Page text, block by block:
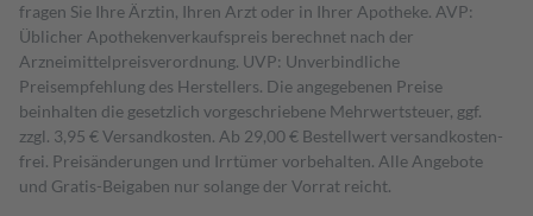
fragen Sie Ihre Ärztin, Ihren Arzt oder in Ihrer Apotheke. AVP:
Üblicher Apothekenverkaufspreis berechnet nach der
Arzneimittelpreisverordnung. UVP: Unverbindliche
Preisempfehlung des Herstellers. Die angegebenen Preise
beinhalten die gesetzlich vorgeschriebene Mehrwertsteuer, ggf.
zzgl. 3,95 € Versandkosten. Ab 29,00 € Bestell­wert versand­kosten­
frei. Preisänderungen und Irrtümer vorbehalten. Alle Angebote
und Gratis-Beigaben nur solange der Vorrat reicht.